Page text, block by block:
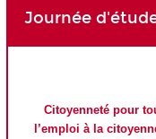
Journée
Citoyenneté pour
l’emploi à la